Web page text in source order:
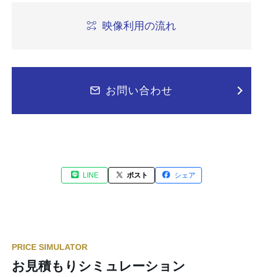
映像利用の流れ
お問い合わせ
LINE ポスト シェア
PRICE SIMULATOR
お見積もりシミュレーション